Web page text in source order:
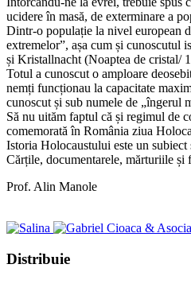
ucidere în masă, de exterminare a
Dintr-o populație la nivel european
extremelor”, așa cum și
și Kristallnacht (Noaptea de cristal/
Totul a cunoscut o amploare
nemți funcționau la capacitate
cunoscut și sub numele de „îngerul
Să nu uităm faptul că și regimul de
comemorată în România ziua
Istoria Holocaustului este un
Cărțile, documentarele, mărturiile și
Prof. Alin Manole
DistribuieShare